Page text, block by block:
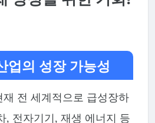
업의 성장 가능성
전 세계적으로 급성장하
, 전자기기, 재생 에너지 등